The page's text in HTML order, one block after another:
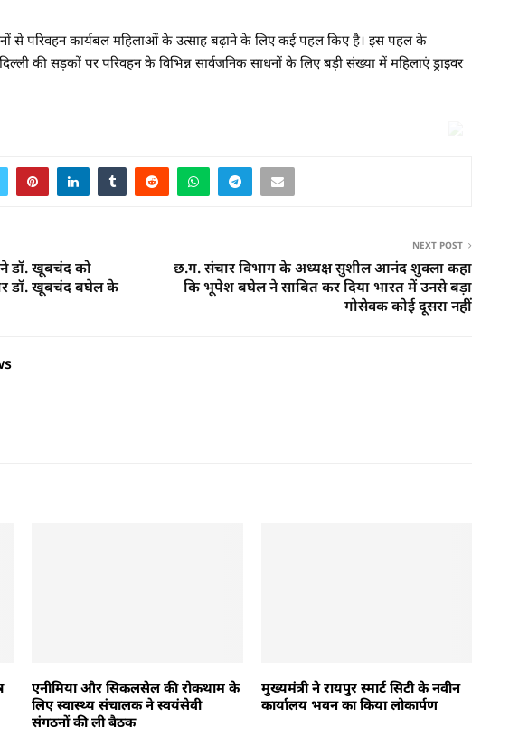
से परिवहन कार्यबल महिलाओं के उत्साह बढ़ाने के लिए कई पहल किए है। इस पहल के
की सड़कों पर परिवहन के विभिन्न सार्वजनिक साधनों के लिए बड़ी संख्या में महिलाएं ड्राइवर
डॉ. खूबचंद को
डॉ. खूबचंद बघेल के
NEXT POST
छ.ग. संचार विभाग के अध्यक्ष सुशील आनंद शुक्ला कहा
कि भूपेश बघेल ने साबित कर दिया भारत में उनसे बड़ा
गोसेवक कोई दूसरा नहीं
एनीमिया और सिकलसेल की रोकथाम के
लिए स्वास्थ्य संचालक ने स्वयंसेवी
संगठनों की ली बैठक
मुख्यमंत्री ने रायपुर स्मार्ट सिटी के नवीन
कार्यालय भवन का किया लोकार्पण